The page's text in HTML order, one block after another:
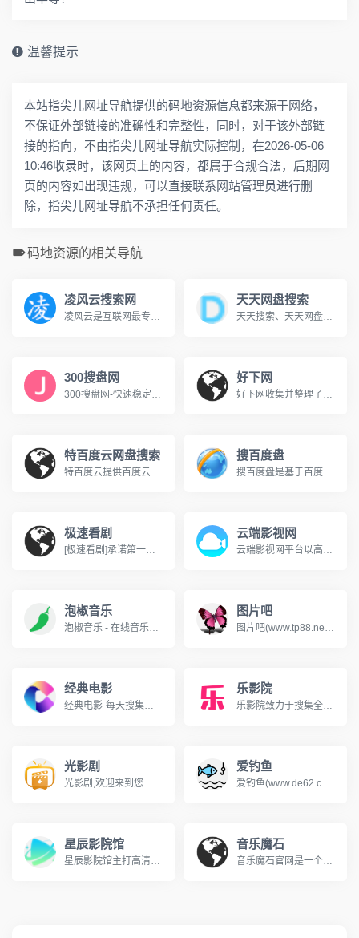
温馨提示
本站指尖儿网址导航提供的码地资源信息都来源于网络，
不保证外部链接的准确性和完整性，同时，对于该外部链
接的指向，不由指尖儿网址导航实际控制，在2026-05-06
10:46收录时，该网页上的内容，都属于合规合法，后期网
页的内容如出现违规，可以直接联系网站管理员进行删
除，指尖儿网址导航不承担任何责任。
码地资源的相关导航
凌风云搜索网
凌风云是互联网最专业的百度网盘和新浪微盘搜索引擎，是目前最大的百度云网盘和新浪微盘资源搜索中心.www.lingfengyun.com凌风云搜索是互联网最专业的百度网盘和新浪微盘搜索引擎 - 凌风云
天天网盘搜索
天天搜索、天天网盘搜索-国内优秀网盘资源搜索引擎,百度网盘搜索,百度云搜索,支持百度网盘搜索,360云盘资源搜索,迅雷快传搜索,城通网盘搜索,华为DBank网盘搜索,115网盘搜索,千脑网盘搜索,乐视云盘搜索等网盘,提供快速查找电影,视频,文档,游戏等资源网盘下载服务daysou.com
300搜盘网
300搜盘网-快速稳定的网盘资源搜索引擎,支持百度网盘搜索,乐视网盘,华为网盘，115网盘,城通网盘,新浪微盘，提供快速查找电影、电视剧，BT种子，视频、软件、游戏等资源网盘下载www.300pan.com
好下网
好下网收集并整理了百度云里的网盘资源，可以做为百度网盘的搜索引擎入口使用，是网盘搜索速度最快搜索引擎！www.okxia.com
特百度云网盘搜索
特百度云提供百度云旗下的百度网盘搜索下载百度网盘的资源，本站也支持百度网盘登陆，百度网盘是目前最受欢迎的T级超大免费网盘，注册用户过亿.www.tebaidu.com
搜百度盘
搜百度盘是基于百度云搜索，最大的百度云网盘资源搜索中心，千万级数据量，让您一网打尽所有的百度网盘资源.www.sobaidupan.com
极速看剧
[极速看剧]承诺第一时间更新全网最全、最热门的电影电视剧，所有资源均可免费观看。我们专注于实时同步院线大片抢先看、VIP剧集同步更新及无广告高清资源，为您提供流畅稳定的极致追剧体验。
云端影视网
云端影视网平台以高清影视资源为核心优势，提供快速加载、无复杂操作的体验。内容每日更新，适合对更新频率与稳定度有需求的观影用户。
泡椒音乐
泡椒音乐 - 在线音乐搜索，可以在线免费下载全网MP3付费歌曲、流行音乐、经典老歌等。曲库完整，更新迅速，试听流畅，支持高品质|无损音质。
图片吧
图片吧(www.tp88.net)打造最有特色的图片素材下载平台。分享头像图片、手机图片、创意图片、动漫图片、风景图片、动物图片、植物图片等实用的图片素材。
经典电影
经典电影-每天搜集互联网经典电影和电视剧，为广大用户免费提供无广告在线观看电影和电视剧服务，及时收录最新、最热、最全的电影大片,高清视频免费看。
乐影院
乐影院致力于搜集全网最新、最热的电影与电视剧资源，为广大影迷提供完全免费、无广告的在线观看服务。我们及时收录高清大片，让您轻松畅享极致的观影体验。
光影剧
光影剧,欢迎来到您的私人免费在线影院。我们提供海量高清电影、电视剧、综艺、动漫及短剧资源，全部支持免费在线观看。享受无广告、高清流畅的极致观影体验，每日同步更新，是您网络追剧的不二之选。
爱钓鱼
爱钓鱼(www.de62.com)是一个分享钓鱼、养鱼的渔乐网站，内容包括钓鱼常识、养鱼知识、钓鱼技巧、养鱼技巧、钓鱼饵料、钓具选择等知识。
星辰影院馆
星辰影院馆主打高清流畅播放，界面简洁，容易找到想看的影片。拥有完整的影视分类，包括动作片、爱情片、欧美剧、日韩剧、国剧等，适合各类影视爱好者。
音乐魔石
音乐魔石官网是一个免费提供全网无损音乐及mp3歌曲免费下载网站,为广大音乐爱好者提供音乐交流及资源分享平台，无任何广告，无需登录。